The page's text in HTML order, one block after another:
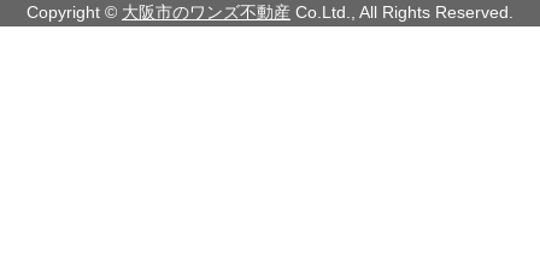
Copyright © 大阪市のワンズ不動産 Co.Ltd., All Rights Reserved.